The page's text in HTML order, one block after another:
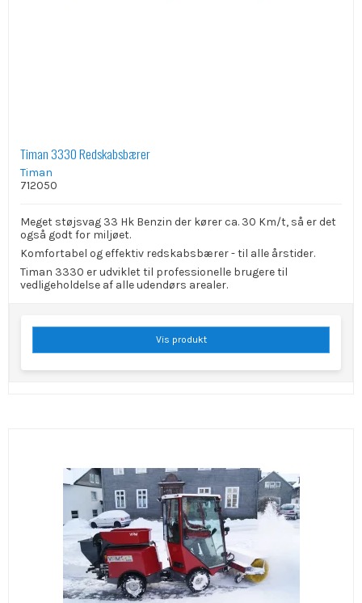
Timan 3330 Redskabsbærer
Timan
712050
Meget støjsvag 33 Hk Benzin der kører ca. 30 Km/t, så er det
også godt for miljøet.
Komfortabel og effektiv redskabsbærer - til alle årstider.
Timan 3330 er udviklet til professionelle brugere til
vedligeholdelse af alle udendørs arealer.
Vis produkt